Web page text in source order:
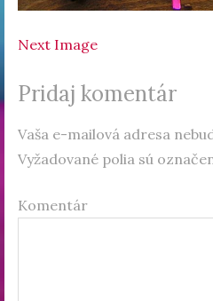
Next Image
Pridaj komentár
Vaša e-mailová adresa
Vyžadované polia sú
Komentár